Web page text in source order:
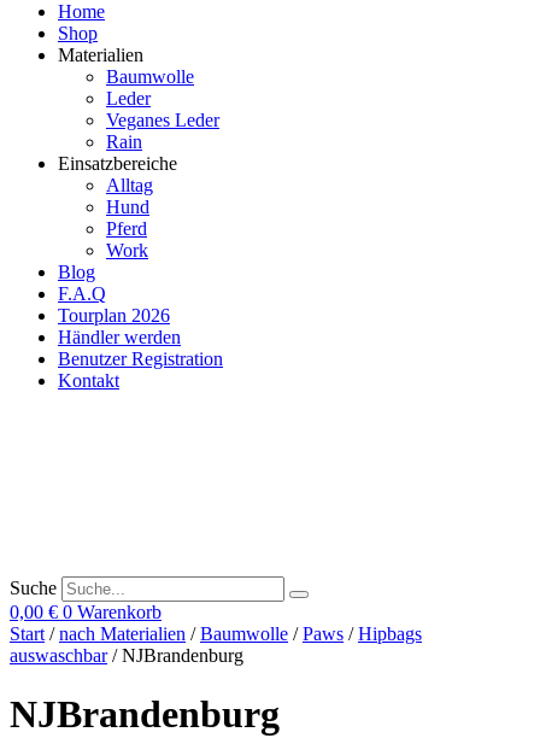
Home
Shop
Materialien
Baumwolle
Leder
Veganes Leder
Rain
Einsatzbereiche
Alltag
Hund
Pferd
Work
Blog
F.A.Q
Tourplan 2026
Händler werden
Benutzer Registration
Kontakt
Suche
0,00 € 0 Warenkorb
Start /nach Materialien /Baumwolle /Paws /Hipbags
auswaschbar/ NJBrandenburg
NJBrandenburg